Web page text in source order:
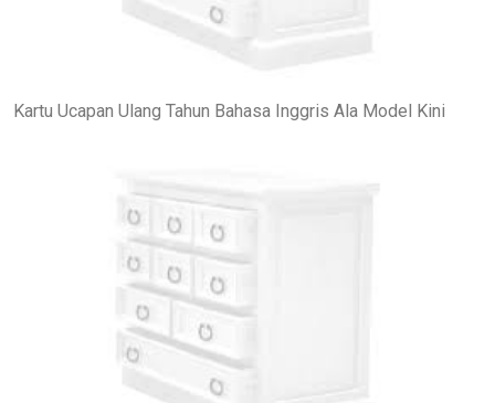
Kartu Ucapan Ulang Tahun Bahasa Inggris Ala Model Kini